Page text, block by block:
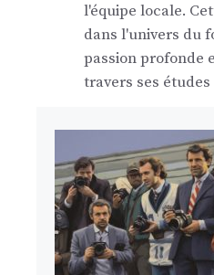
l'équipe locale.
dans l'univers du
passion profonde
travers ses